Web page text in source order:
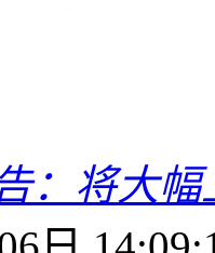
：将大